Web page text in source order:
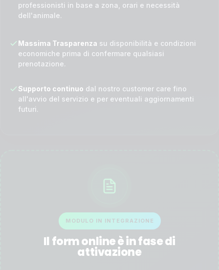
professionisti in base a zona, orari e necessità
dell'animale.
Massima Trasparenza su disponibilità e condizioni
economiche prima di confermare qualsiasi
prenotazione.
Supporto continuo dal nostro customer care fino
all'avvio del servizio e per eventuali aggiornamenti
futuri.
MODULO IN INTEGRAZIONE
Il form online è in fase di
attivazione